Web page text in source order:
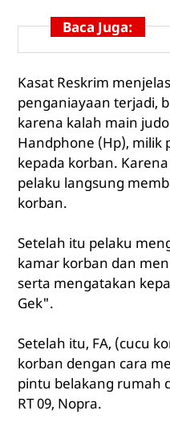
Baca Juga:
Kasat Reskrim
penganiayaan terjadi,
karena kalah main
Handphone (Hp), milik
kepada korban.
pelaku langsung
korban.
Setelah itu pelaku
kamar korban dan
serta mengatakan
Gek".
Setelah itu, FA, (cucu
korban dengan cara
pintu belakang rumah
RT 09, Nopra.